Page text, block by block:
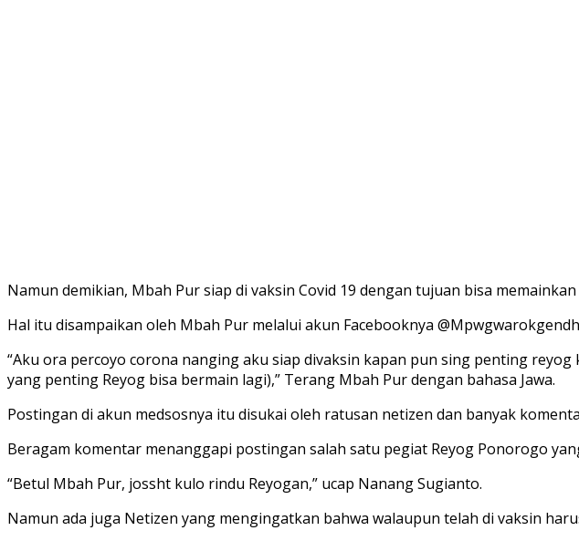
Namun demikian, Mbah Pur siap di vaksin Covid 19 dengan tujuan bisa
Hal itu disampaikan oleh Mbah Pur melalui akun Facebooknya
“Aku ora percoyo corona nanging aku siap divaksin kapan pun sing penting
yang penting Reyog bisa bermain lagi),” Terang Mbah Pur dengan bahasa Jawa.
Postingan di akun medsosnya itu disukai oleh ratusan netizen dan banyak
Beragam komentar menanggapi postingan salah satu pegiat Reyog Ponorogo
“Betul Mbah Pur, jossht kulo rindu Reyogan,” ucap Nanang Sugianto.
Namun ada juga Netizen yang mengingatkan bahwa walaupun telah di vaksin